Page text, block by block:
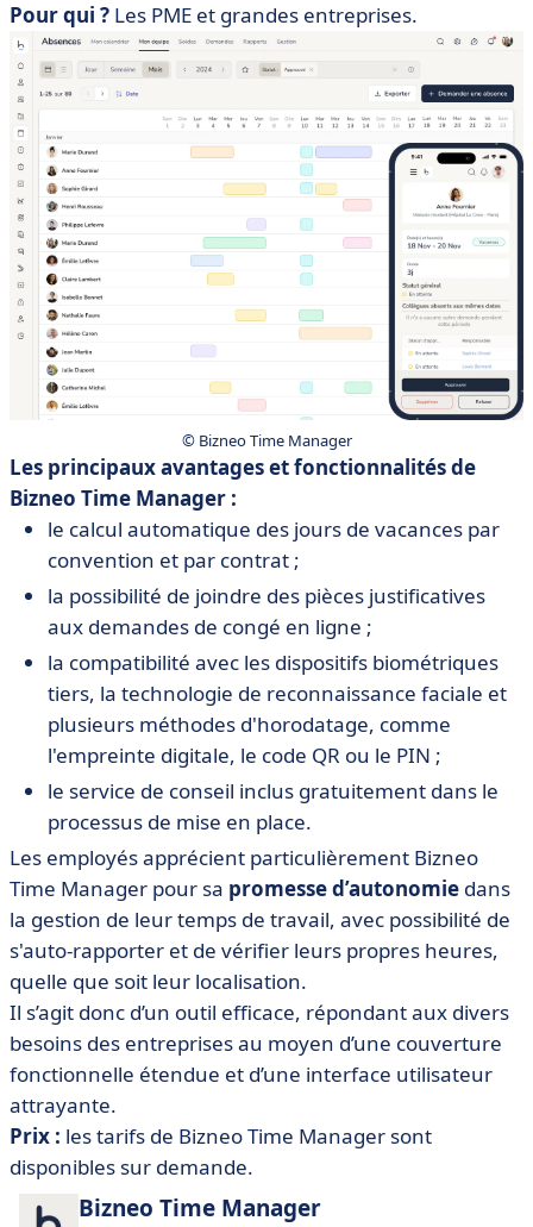
Pour qui ? Les PME et grandes entreprises.
© Bizneo Time Manager
Les principaux avantages et fonctionnalités de
Bizneo Time Manager :
le calcul automatique des jours de vacances par
convention et par contrat ;
la possibilité de joindre des pièces justificatives
aux demandes de congé en ligne ;
la compatibilité avec les dispositifs biométriques
tiers, la technologie de reconnaissance faciale et
plusieurs méthodes d'horodatage, comme
l'empreinte digitale, le code QR ou le PIN ;
le service de conseil inclus gratuitement dans le
processus de mise en place.
Les employés apprécient particulièrement Bizneo
Time Manager pour sa promesse d’autonomie dans
la gestion de leur temps de travail, avec possibilité de
s'auto-rapporter et de vérifier leurs propres heures,
quelle que soit leur localisation.
Il s’agit donc d’un outil efficace, répondant aux divers
besoins des entreprises au moyen d’une couverture
fonctionnelle étendue et d’une interface utilisateur
attrayante.
Prix : les tarifs de Bizneo Time Manager sont
disponibles sur demande.
Bizneo Time Manager